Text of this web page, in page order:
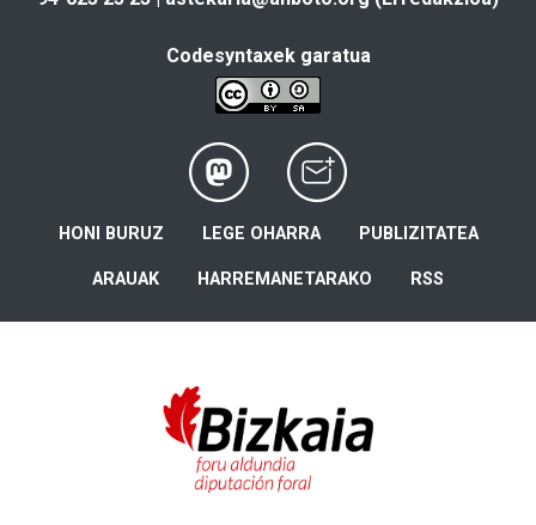
Codesyntaxek garatua
HONI BURUZ LEGE OHARRA PUBLIZITATEA
ARAUAK HARREMANETARAKO RSS